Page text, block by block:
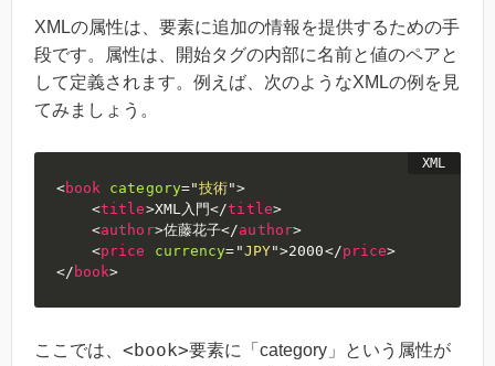
XMLの属性は、要素に追加の情報を提供するための手
段です。属性は、開始タグの内部に名前と値のペアと
して定義されます。例えば、次のようなXMLの例を見
てみましょう。
<book category="技術">
<title>XML入門</title>
<author>佐藤花子</author>
<price currency= "JPY">2000</price>
</ book>
ここでは、 <book>要素に「category」という属性が